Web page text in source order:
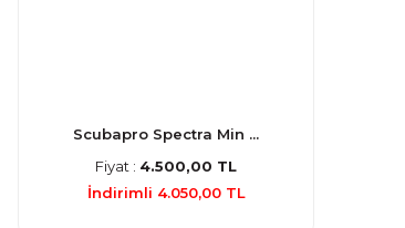
Scubapro Spectra Min ...
Fiyat : 4.500,00 TL
İndirimli 4.050,00 TL